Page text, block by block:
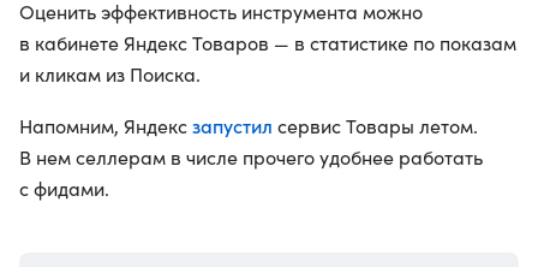
Оценить эффективность инструмента можно
в кабинете Яндекс Товаров — в статистике по показам
и кликам из Поиска.
Напомним, Яндексзапустил сервис Товары летом.
В нем селлерам в числе прочего удобнее работать
с фидами.